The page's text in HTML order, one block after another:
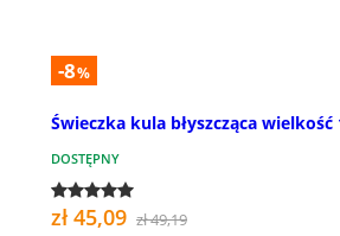
-8%
Świeczka kula błyszcząca wielkość
DOSTĘPNY
zł 45,09 zł 49,19